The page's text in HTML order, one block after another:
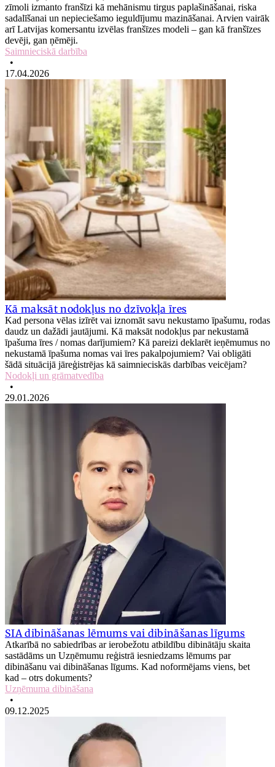
zīmoli izmanto franšīzi kā mehānismu tirgus paplašināšanai, riska
sadalīšanai un nepieciešamo ieguldījumu mazināšanai. Arvien vairāk
arī Latvijas komersantu izvēlas franšīzes modeli – gan kā franšīzes
devēji, gan ņēmēji.
Saimnieciskā darbība
•
17.04.2026
Kā maksāt nodokļus no dzīvokļa īres
Kad persona vēlas izīrēt vai iznomāt savu nekustamo īpašumu, rodas
daudz un dažādi jautājumi. Kā maksāt nodokļus par nekustamā
īpašuma īres / nomas darījumiem? Kā pareizi deklarēt ieņēmumus no
nekustamā īpašuma nomas vai īres pakalpojumiem? Vai obligāti
šādā situācijā jāreģistrējas kā saimnieciskās darbības veicējam?
Nodokļi un grāmatvedība
•
29.01.2026
SIA dibināšanas lēmums vai dibināšanas līgums
Atkarībā no sabiedrības ar ierobežotu atbildību dibinātāju skaita
sastādāms un Uzņēmumu reģistrā iesniedzams lēmums par
dibināšanu vai dibināšanas līgums. Kad noformējams viens, bet
kad – otrs dokuments?
Uzņēmuma dibināšana
•
09.12.2025